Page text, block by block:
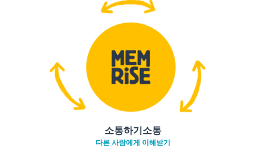
소통하기소통
다른 사람에게 이해받기